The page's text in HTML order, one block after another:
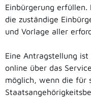
Einbürgerung
die zuständige
und Vorlage aller
Eine Antragstellung ist
online über das
möglich, wenn die für